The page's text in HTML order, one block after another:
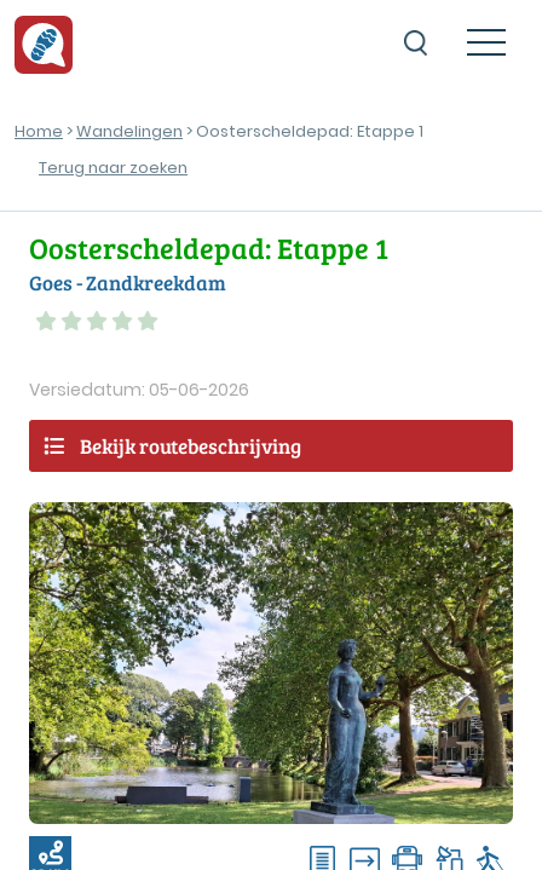
Home >Wandelingen > Oosterscheldepad: Etappe 1
Terug naar zoeken
Oosterscheldepad: Etappe 1
Goes - Zandkreekdam
Versiedatum: 05-06-2026
Bekijk routebeschrijving